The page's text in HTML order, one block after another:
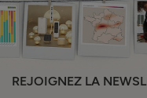
REJOIGNEZ LA